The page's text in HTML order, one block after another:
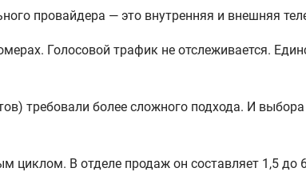
провайдера — это внутренняя и внешняя
Голосовой трафик не отслеживается.
требовали более сложного подхода. И
В отделе продаж он составляет 1,5 до